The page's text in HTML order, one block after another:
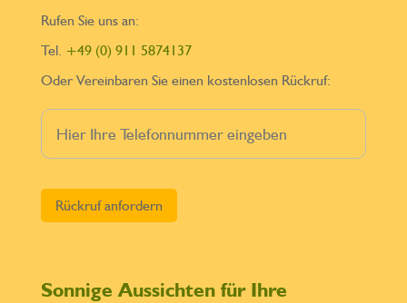
Rufen Sie uns an:
Tel. +49 (0) 911 5874137
Oder Vereinbaren Sie einen kostenlosen Rückruf:
Sonnige Aussichten für Ihre